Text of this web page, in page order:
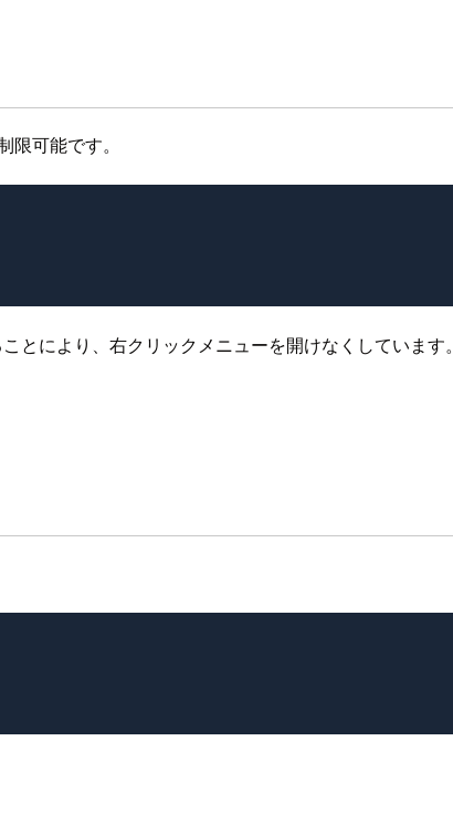
可能です。
とにより、右クリックメニューを開けなくしています